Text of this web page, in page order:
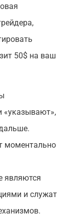
50$ на ваш
«указывают»,
моментально
являются
и служат